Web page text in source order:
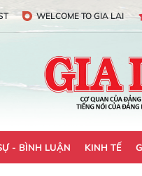
WELCOME TO GIA LAI
- BÌNH LUẬN KINH TẾ